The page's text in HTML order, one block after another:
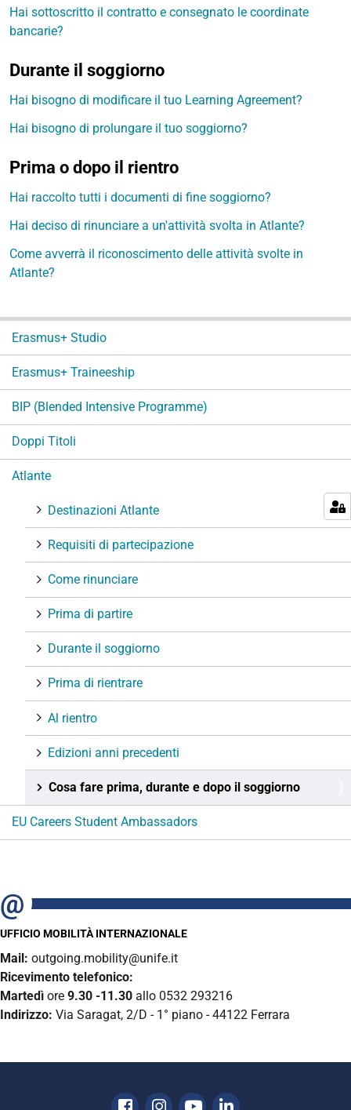
Hai sottoscritto il contratto e consegnato le coordinate
bancarie?
Durante il soggiorno
Hai bisogno di modificare il tuo Learning Agreement?
Hai bisogno di prolungare il tuo soggiorno?
Prima o dopo il rientro
Hai raccolto tutti i documenti di fine soggiorno?
Hai deciso di rinunciare a un'attività svolta in Atlante?
Come avverrà il riconoscimento delle attività svolte in
Atlante?
i
a
i
Erasmus+ Studio
Erasmus+ Traineeship
BIP (Blended Intensive Programme)
Doppi Titoli
Atlante
Destinazioni Atlante
Requisiti di partecipazione
Come rinunciare
Prima di partire
Durante il soggiorno
Prima di rientrare
Al rientro
Edizioni anni precedenti
Cosa fare prima, durante e dopo il soggiorno
EU Careers Student Ambassadors
UFFICIO MOBILITÀ INTERNAZIONALE
Mail: outgoing.mobility@unife.it
Ricevimento telefonico:
Martedì ore 9.30 -11.30 allo 0532 293216
Indirizzo: Via Saragat, 2/D - 1° piano - 44122 Ferrara
Facebook
Instagram
YoutubeLinkedin